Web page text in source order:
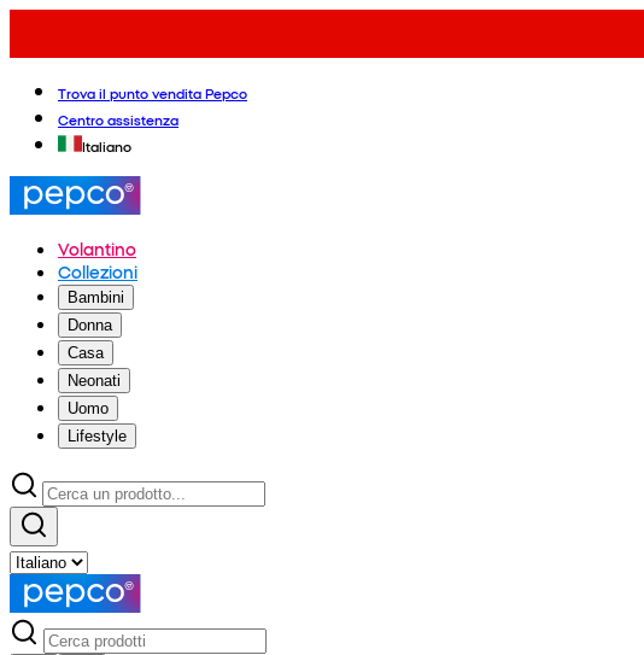
Trova il punto vendita Pepco
Centro assistenza
Italiano
Volantino
Collezioni
Bambini
Donna
Casa
Neonati
Uomo
Lifestyle